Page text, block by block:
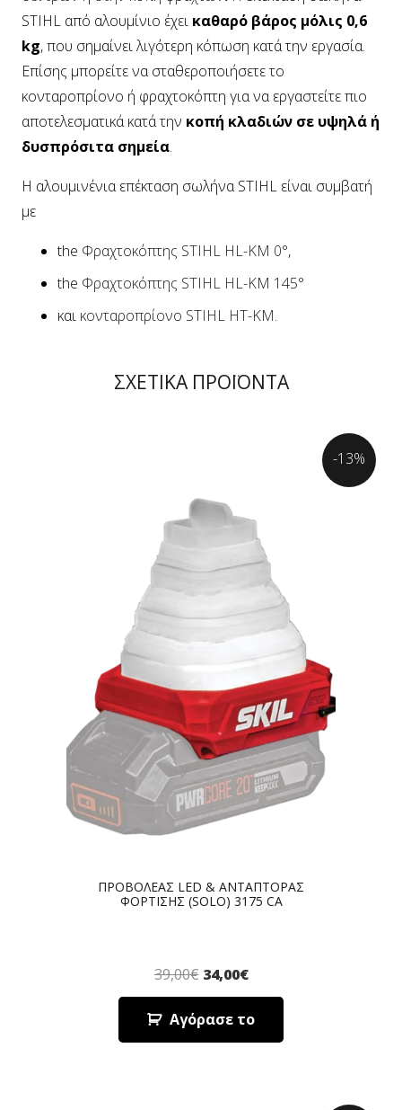
STIHL από αλουμίνιο έχει καθαρό βάρος μόλις 0,6
kg, που σημαίνει λιγότερη κόπωση κατά την εργασία.
Επίσης μπορείτε να σταθεροποιήσετε το
κονταροπρίονο ή φραχτοκόπτη για να εργαστείτε πιο
αποτελεσματικά κατά την κοπή κλαδιών σε υψηλά ή
δυσπρόσιτα σημεία.
Η αλουμινένια επέκταση σωλήνα STIHL είναι συμβατή
με
the Φραχτοκόπτης STIHL HL-KM 0°,
the Φραχτοκόπτης STIHL HL-KM 145°
και κονταροπρίονο STIHL HT-KM.
ΣΧΕΤΙΚΑ ΠΡΟΪΟΝΤΑ
ΠΡΟΒΟΛΕΑΣ LED & ΑΝΤΑΠΤΟΡΑΣ
ΦΟΡΤΙΣΗΣ (SOLO) 3175 CA
39,00€ 34,00€
Αγόρασε το
-13%